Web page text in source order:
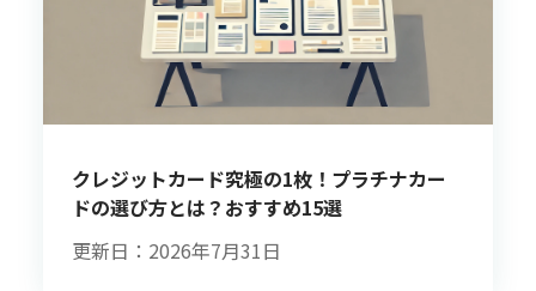
クレジットカード究極の1枚！プラチナカー
ドの選び方とは？おすすめ15選
更新日：2026年7月31日